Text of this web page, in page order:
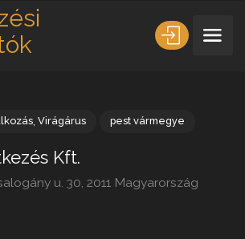
Kft.
u. 30, 2011 Magyarország